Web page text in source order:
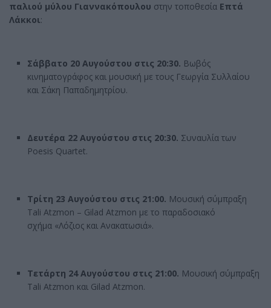
παλιού μύλου Γιαννακόπουλου στην τοποθεσία Επτά
Λάκκοι:
Σάββατο 20 Αυγούστου στις 20:30. Βωβός
κινηματογράφος και μουσική με τους Γεωργία Συλλαίου
και Σάκη Παπαδημητρίου.
Δευτέρα 22 Αυγούστου στις 20:30. Συναυλία των
Poesis Quartet.
Τρίτη 23 Αυγούστου στις 21:00. Μουσική σύμπραξη
Tali Atzmon – Gilad Atzmon με το παραδοσιακό
σχήμα «Λόζιος και Ανακατωσιά».
Τετάρτη 24 Αυγούστου στις 21:00. Μουσική σύμπραξη
Tali Atzmon και Gilad Atzmon.